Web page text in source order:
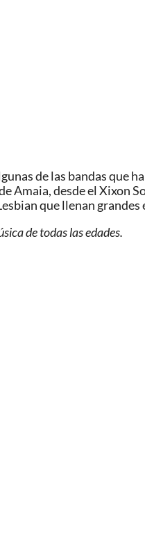
de las bandas que
desde el Xixon
que llenan grandes
de todas las edades.